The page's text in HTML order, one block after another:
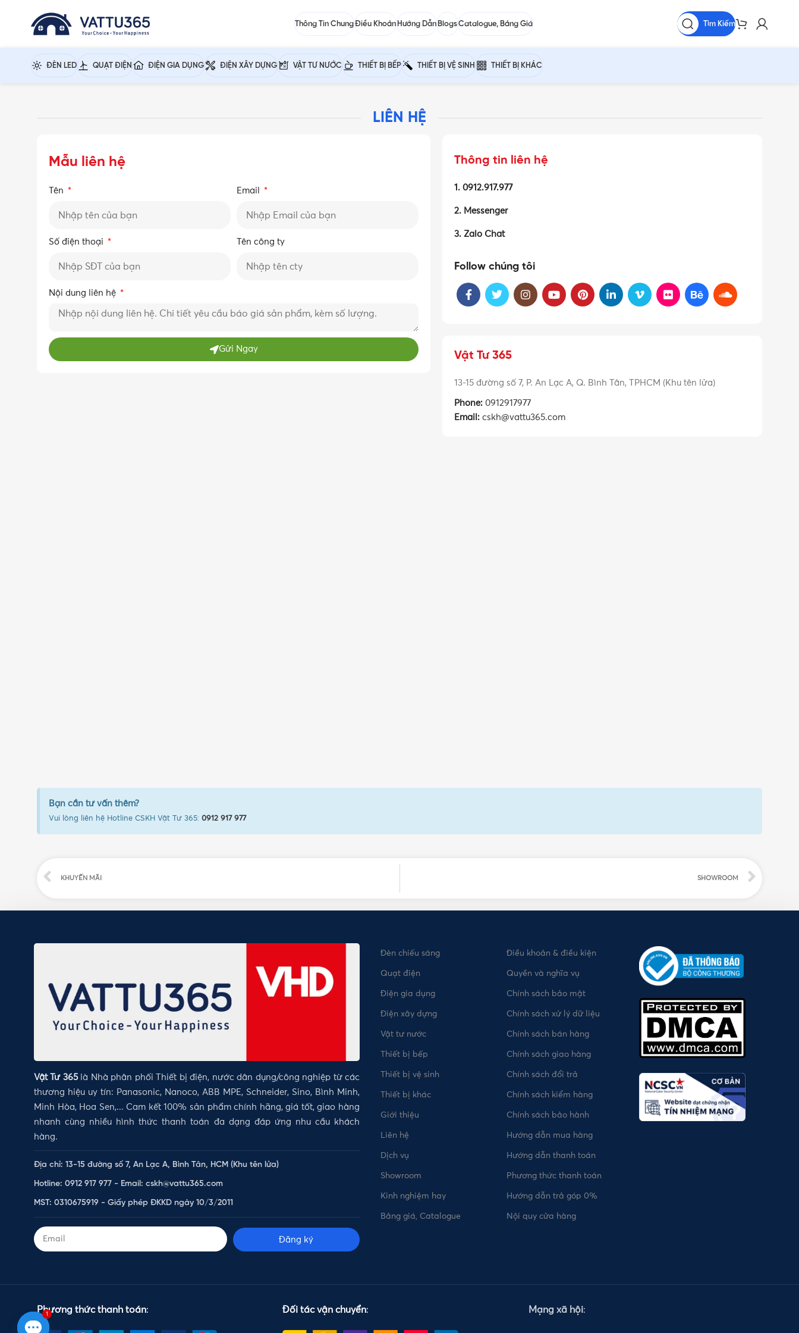
Thông Tin ChungĐiều Khoản Hướng Dẫn BlogsCatalogue, Bảng Giá Tìm Kiếm
ĐÈN LED QUẠT ĐIỆN ĐIỆN GIA DỤNG ĐIỆN XÂY DỰNG VẬT TƯ NƯỚC THIẾT BỊ BẾP THIẾT BỊ VỆ SINH THIẾT BỊ KHÁC
LIÊN HỆ
Mẫu liên hệ
Tên Email
Số điện thoại Tên công ty
Nội dung liên hệ
Gửi Ngay
Thông tin liên hệ
1. 0912.917.977
2. Messenger
3. Zalo Chat
Follow chúng tôi
Vật Tư 365
13-15 đường số 7, P. An Lạc A, Q. Bình Tân, TPHCM (Khu tên lửa)
Phone: 0912917977
Email: cskh@vattu365.com
Bạn cần tư vấn thêm?
Vui lòng liên hệ Hotline CSKH Vật Tư 365: 0912 917 977
KHUYẾN MÃI SHOWROOM
Vật Tư 365là Nhà phân phối Thiết bị điện, nước dân dụng/công nghiệp từ các
thương hiệu uy tín: Panasonic, Nanoco, ABB MPE, Schneider, Sino, Bình Minh,
Minh Hòa, Hoa Sen,... Cam kết 100% sản phẩm chính hãng, giá tốt, giao hàng
nhanh cùng nhiều hình thức thanh toán đa dạng đáp ứng nhu cầu khách
hàng.
Địa chỉ: 13-15 đường số 7, An Lạc A, Bình Tân, HCM (Khu tên lửa)
Hotline: 0912 917 977 - Email: cskh@vattu365.com
MST: 0310675919 - Giấy phép ĐKKD ngày 10/3/2011
Đăng ký
Đèn chiếu sáng
Quạt điện
Điện gia dụng
Điện xây dựng
Vật tư nước
Thiết bị bếp
Thiết bị vệ sinh
Thiết bị khác
Giới thiệu
Liên hệ
Dịch vụ
Showroom
Kinh nghiệm hay
Bảng giá, Catalogue
Điều khoản & điều kiện
Quyền và nghĩa vụ
Chính sách bảo mật
Chính sách xử lý dữ liệu
Chính sách bán hàng
Chính sách giao hàng
Chính sách đổi trả
Chính sách kiểm hàng
Chính sách bảo hành
Hướng dẫn mua hàng
Hướng dẫn thanh toán
Phương thức thanh toán
Hướng dẫn trả góp 0%
Nội quy cửa hàng
Phương thức thanh toán: Đối tác vận chuyển: Mạng xã hội:
1